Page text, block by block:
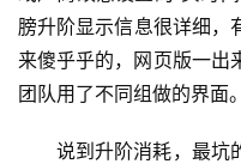
膀升阶显示信息很详细
来傻乎乎的，网页版一出
团队用了不同组做的界面。
说到升阶消耗，最坑